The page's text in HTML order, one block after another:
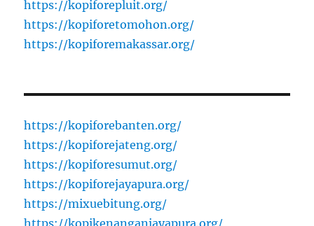
https://kopiforepluit.org/
https://kopiforetomohon.org/
https://kopiforemakassar.org/
https://kopiforebanten.org/
https://kopiforejateng.org/
https://kopiforesumut.org/
https://kopiforejayapura.org/
https://mixuebitung.org/